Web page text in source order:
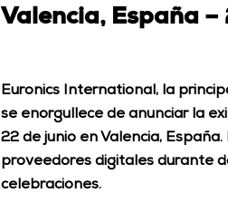
Valencia, España
Euronics International, la
se enorgullece de anunciar la
22 de junio en Valencia,
proveedores digitales durante
celebraciones.